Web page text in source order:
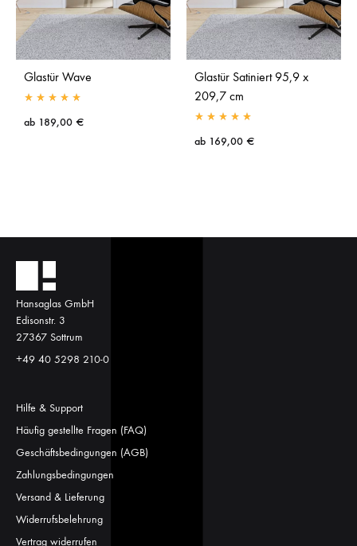
Glastür Wave
ab 189,00 €
Glastür Satiniert 95,9 x
209,7 cm
ab 169,00 €
Hansaglas GmbH
Edisonstr. 3
27367 Sottrum
+49 40 5298 210-0
Hilfe & Support
Häufig gestellte Fragen (FAQ)
Geschäftsbedingungen (AGB)
Zahlungsbedingungen
Versand & Lieferung
Widerrufsbelehrung
Vertrag widerrufen